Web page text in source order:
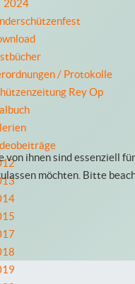
2024
/ Protokolle
Rey Op
ihnen sind essenziell
möchten. Bitte